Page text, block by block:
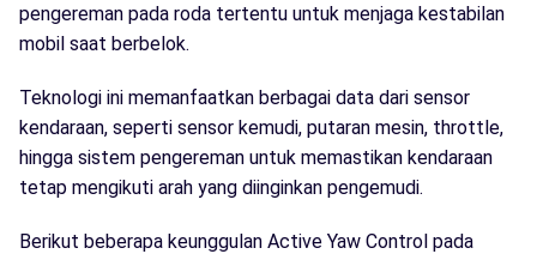
pengereman pada roda tertentu untuk menjaga kestabilan
mobil saat berbelok.
Teknologi ini memanfaatkan berbagai data dari sensor
kendaraan, seperti sensor kemudi, putaran mesin, throttle,
hingga sistem pengereman untuk memastikan kendaraan
tetap mengikuti arah yang diinginkan pengemudi.
Berikut beberapa keunggulan Active Yaw Control pada